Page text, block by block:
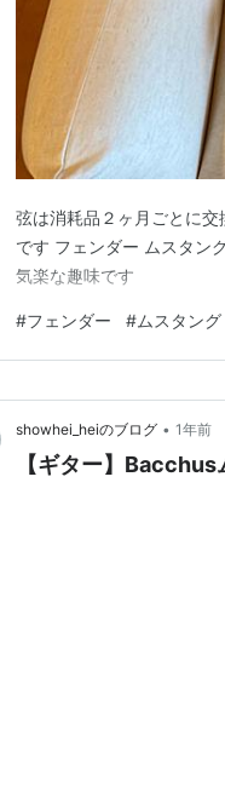
弦は消耗品２ヶ月ごとに
です フェンダー ムスタン
気楽な趣味です
#フェンダー #ムスタング
showhei_heiのブログ • 1年前
【ギター】